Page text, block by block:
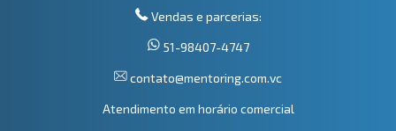
Vendas e parcerias:
51-98407-4747
contato@mentoring.com.vc
Atendimento em horário comercial